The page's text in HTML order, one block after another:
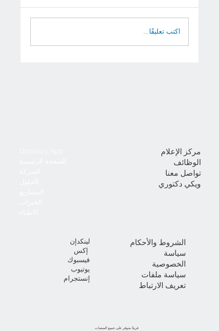
اكتب تعليقًا...
مركز الإعلام
الوظائف
تواصل معنا
ويكي دكتوري
الشروط والأحكام
سياسة
الخصوصية
سياسة ملفات
تعريف الارتباط
لينكدإن
فيسبوك
يوتيوب
إنستجرام
قريبًا متوفر على جميع المنصات